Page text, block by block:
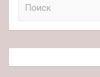
к